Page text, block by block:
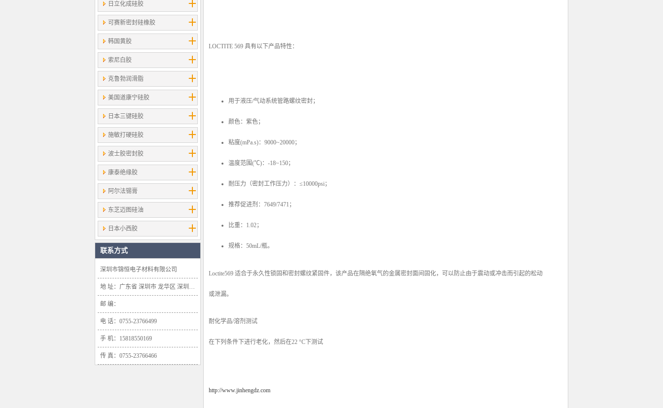
日立化成硅胶
可赛新密封硅橡胶
韩国黄胶
索尼白胶
克鲁勃润滑脂
美国道康宁硅胶
日本三键硅胶
施敏打硬硅胶
波士胶密封胶
康泰绝缘胶
阿尔法锡膏
东芝迈图硅油
日本小西胶
联系方式
深圳市锦恒电子材料有限公司
地 址：广东省 深圳市 龙华区 深圳市龙华新区大浪办事处浪口社区华盛路134号雍景轩商业大厦1638号
邮 编：
电 话：0755-23766499
手 机：15818550169
传 真：0755-23766466
LOCTITE 569 具有以下产品特性：
用于液压/气动系统管路螺纹密封；
颜色：紫色；
粘度(mPa.s)：9000~20000；
温度范围(℃)：-18~150；
耐压力（密封工作压力）：≤10000psi；
推荐促进剂：7649/7471；
比重：1.02；
规格：50mL/瓶。
Loctite569 适合于永久性锁固和密封螺纹紧固件，该产品在隔绝氧气的金属密封面间固化，可以防止由于震动或冲击而引起的松动
或泄漏。
耐化学品/溶剂测试
在下列条件下进行老化，然后在22 °C下测试
http://www.jinhengdz.com